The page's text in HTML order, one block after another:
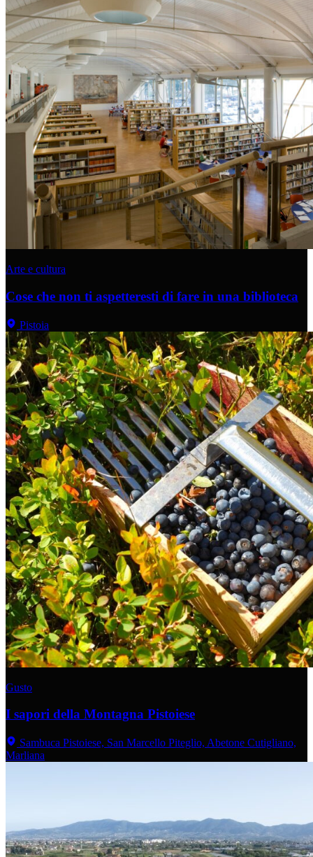
Arte e cultura
Cose che non ti aspetteresti di fare in una biblioteca
Pistoia
Gusto
I sapori della Montagna Pistoiese
Sambuca Pistoiese, San Marcello Piteglio, Abetone Cutigliano,
Marliana